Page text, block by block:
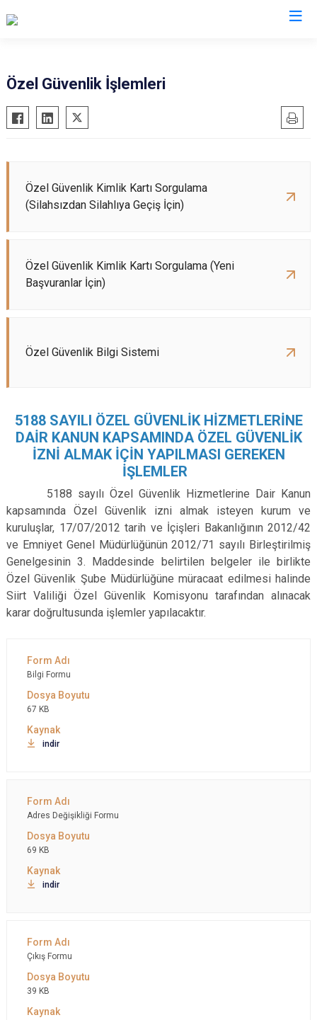
Özel Güvenlik İşlemleri
Özel Güvenlik Kimlik Kartı Sorgulama
(Silahsızdan Silahlıya Geçiş İçin)
Özel Güvenlik Kimlik Kartı Sorgulama (Yeni
Başvuranlar İçin)
Özel Güvenlik Bilgi Sistemi
5188 SAYILI ÖZEL GÜVENLİK HİZMETLERİNE
DAİR KANUN KAPSAMINDA ÖZEL GÜVENLİK
İZNİ ALMAK İÇİN YAPILMASI GEREKEN
İŞLEMLER
5188 sayılı Özel Güvenlik Hizmetlerine Dair Kanun
kapsamında Özel Güvenlik izni almak isteyen kurum ve
kuruluşlar, 17/07/2012 tarih ve İçişleri Bakanlığının 2012/42
ve Emniyet Genel Müdürlüğünün 2012/71 sayılı Birleştirilmiş
Genelgesinin 3. Maddesinde belirtilen belgeler ile birlikte
Özel Güvenlik Şube Müdürlüğüne müracaat edilmesi halinde
Siirt Valiliği Özel Güvenlik Komisyonu tarafından alınacak
karar doğrultusunda işlemler yapılacaktır.
Bilgi Formu
67 KB
indir
Adres Değişikliği Formu
69 KB
indir
Çıkış Formu
39 KB